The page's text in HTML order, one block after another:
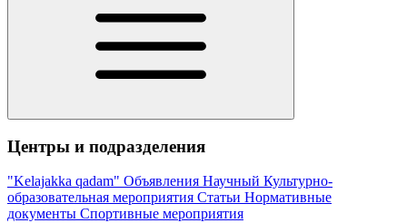
Центры и подразделения
"Kelajakka qadam" Объявления Научный Культурно-
образовательная мероприятия Статьи Нормативные
документы Спортивные мероприятия